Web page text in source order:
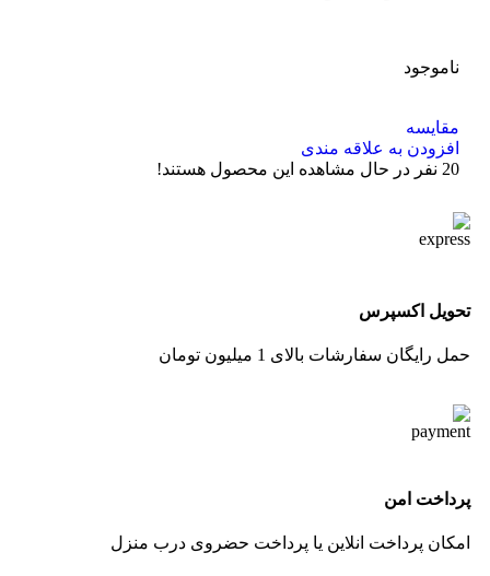
ناموجود
مقایسه
افزودن به علاقه مندی
20 نفر در حال مشاهده این محصول هستند!
تحویل اکسپرس
حمل رایگان سفارشات بالای 1 میلیون تومان
پرداخت امن
امکان پرداخت انلاین یا پرداخت حضروی درب منزل